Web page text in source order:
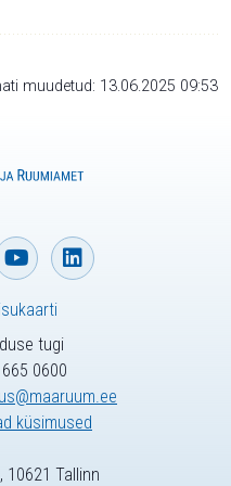
muudetud: 13.06.2025 09:53
tugi
0600
küsimused
10621 Tallinn